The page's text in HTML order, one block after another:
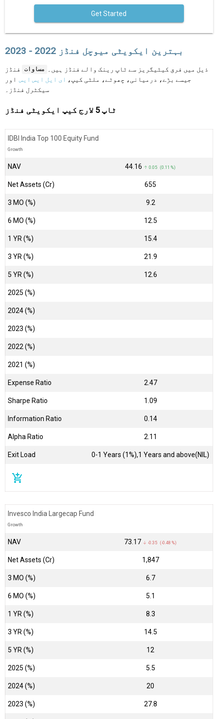
Get Started
بہترین ایکویٹی میوچل فنڈز 2022 - 2023
ذیل میں فرق کیٹیگریز سے ٹاپ رینک والے فنڈز ہیں۔ مساوات
فنڈز
جیسے بڑے، درمیانی، چھوٹے، ملٹی کیپ، ای ایل ایس ایس اور
سیکٹرل فنڈز۔
ٹاپ 5 لارج کیپ ایکویٹی فنڈز
IDBI India Top 100 Equity Fund
Growth
NAV ₹44.16 ↑ 0.05 (0.11 %)
Net Assets (Cr) ₹655
3 MO (%) 9.2
6 MO (%) 12.5
1 YR (%) 15.4
3 YR (%) 21.9
5 YR (%) 12.6
2025 (%)
2024 (%)
2023 (%)
2022 (%)
2021 (%)
Expense Ratio 2.47
Sharpe Ratio 1.09
Information Ratio 0.14
Alpha Ratio 2.11
Exit Load 0-1 Years (1%),1 Years and above(NIL)
add_shopping_cart
Invesco India Largecap Fund
Growth
NAV ₹73.17 ↓ -0.35 (-0.48 %)
Net Assets (Cr) ₹1,847
3 MO (%) 6.7
6 MO (%) 5.1
1 YR (%) 8.3
3 YR (%) 14.5
5 YR (%) 12
2025 (%) 5.5
2024 (%) 20
2023 (%) 27.8